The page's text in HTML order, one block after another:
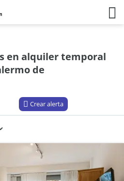
en alquiler temporal
de
Crear alerta